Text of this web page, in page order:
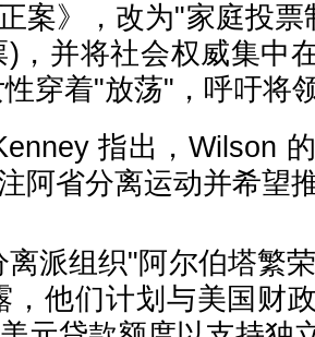
案》，改为"家庭投
，并将社会权威集中
穿着"放荡"，呼吁将
指出，Wilson
阿省分离运动并希望
离派组织"阿尔伯塔繁
，他们计划与美国财